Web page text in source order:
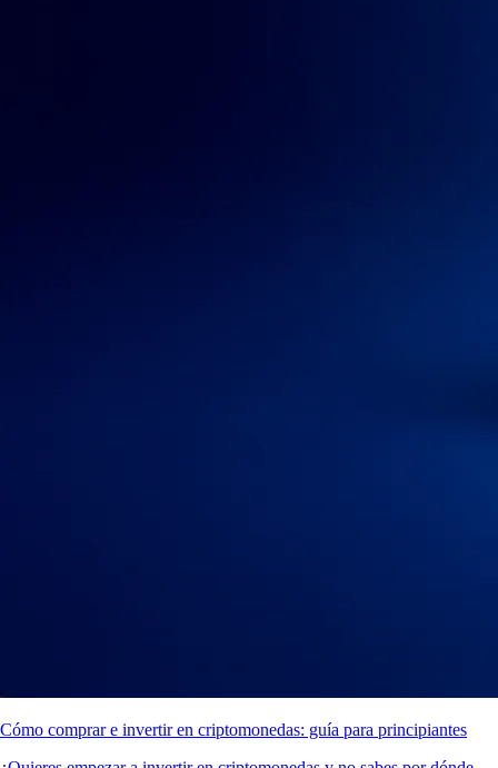
Cómo comprar e invertir en criptomonedas: guía para principiantes